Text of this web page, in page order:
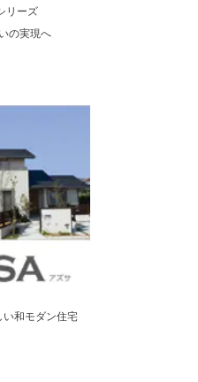
リーズ
の実現へ
和モダン住宅